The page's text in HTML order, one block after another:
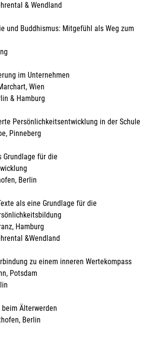
& Wendland
und Buddhismus: Mitgefühl als Weg zum
im Unternehmen
Wien
& Hamburg
Persönlichkeitsentwicklung in der Schule
Pinneberg
Grundlage für die
Berlin
als eine Grundlage für die
Hamburg
&Wendland
zu einem inneren Wertekompass
Potsdam
Älterwerden
Berlin